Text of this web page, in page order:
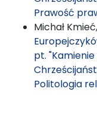
Prawość
Michał Kmieć,
pt.
Politologia